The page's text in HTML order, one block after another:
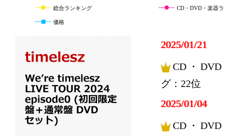
総合ランキング CD・DVD・楽器
価格
2025/01/21
CD・
グ：22位
2025/01/04
CD・